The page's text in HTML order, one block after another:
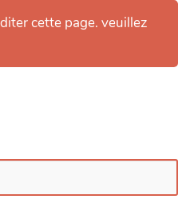
cette page. veuillez